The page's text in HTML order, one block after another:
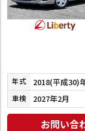
年式 2018(平成30)
車検 2027年2月
お問い合